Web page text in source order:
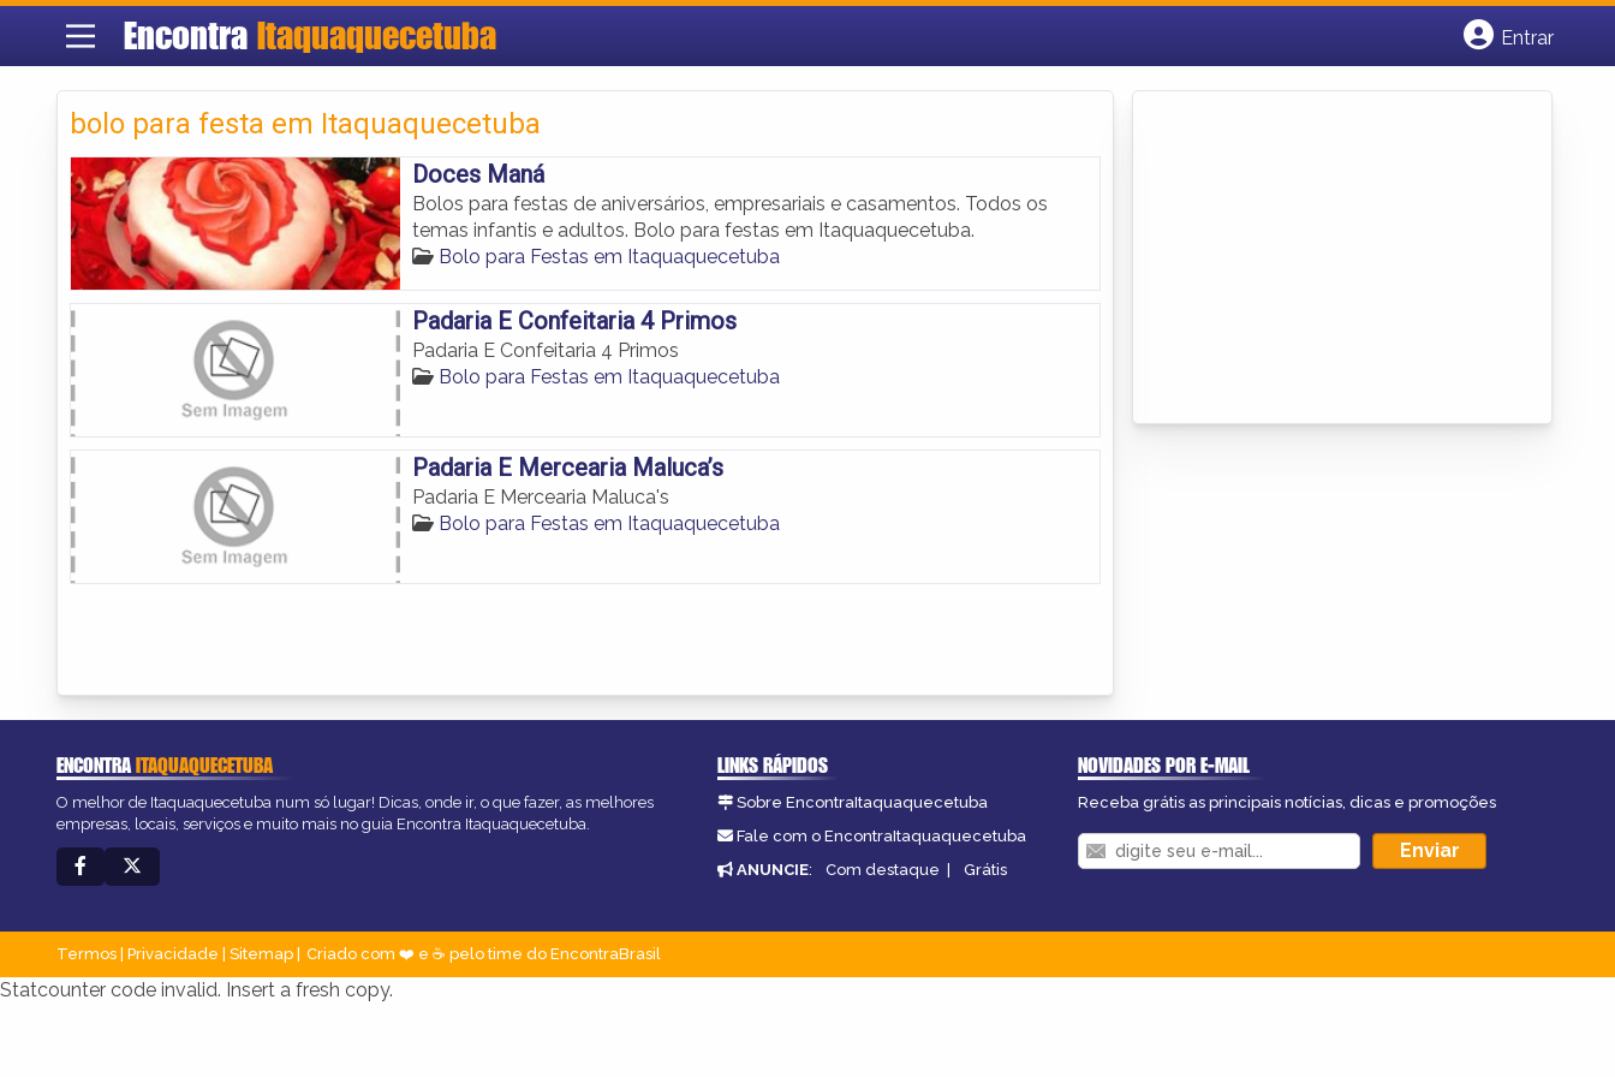
EncontraItaquaquecetuba
Entrar
bolo para festa em Itaquaquecetuba
Doces Maná
Bolos para festas de aniversários, empresariais e casamentos. Todos os
temas infantis e adultos. Bolo para festas em Itaquaquecetuba.
Bolo para Festas em Itaquaquecetuba
Padaria E Confeitaria 4 Primos
Padaria E Confeitaria 4 Primos
Bolo para Festas em Itaquaquecetuba
Padaria E Mercearia Maluca’s
Padaria E Mercearia Maluca's
Bolo para Festas em Itaquaquecetuba
ENCONTRAITAQUAQUECETUBA
O melhor de Itaquaquecetuba num só lugar! Dicas, onde ir, o que fazer, as melhores
empresas, locais, serviços e muito mais no guia Encontra Itaquaquecetuba.
LINKS RÁPIDOS
Sobre EncontraItaquaquecetuba
Fale com o EncontraItaquaquecetuba
ANUNCIE: Com destaque | Grátis
NOVIDADES POR E-MAIL
Receba grátis as principais notícias, dicas e promoções
Termos Privacidade Sitemap Criado com ❤️ e ☕ pelo time do EncontraBrasil
Statcounter code invalid. Insert a fresh copy.